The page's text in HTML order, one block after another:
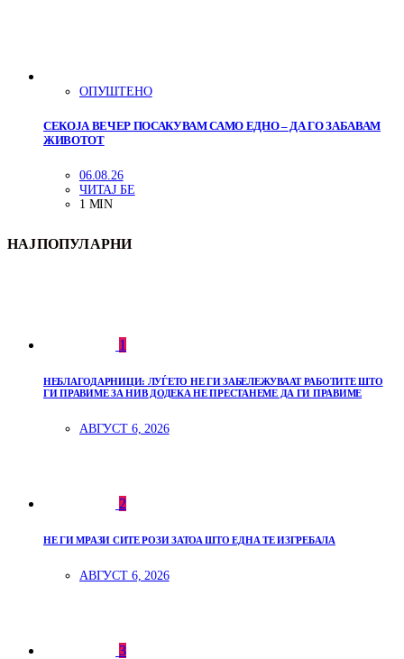
ОПУШТЕНО
СЕКОЈА ВЕЧЕР ПОСАКУВАМ САМО ЕДНО – ДА ГО ЗАБАВАМ
ЖИВОТОТ
06.08.26
ЧИТАЈ БЕ
1 MIN
НАЈПОПУЛАРНИ
1
НЕБЛАГОДАРНИЦИ: ЛУЃЕТО НЕ ГИ ЗАБЕЛЕЖУВААТ РАБОТИТЕ ШТО
ГИ ПРАВИМЕ ЗА НИВ ДОДЕКА НЕ ПРЕСТАНЕМЕ ДА ГИ ПРАВИМЕ
АВГУСТ 6, 2026
2
НЕ ГИ МРАЗИ СИТЕ РОЗИ ЗАТОА ШТО ЕДНА ТЕ ИЗГРЕБАЛА
АВГУСТ 6, 2026
3